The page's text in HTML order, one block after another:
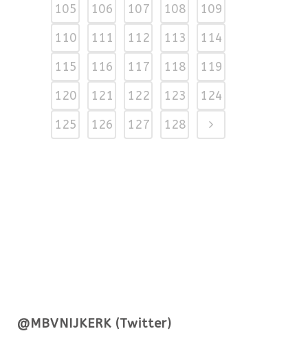
105
106 107 108
109
110
111 112 113
114
115
116 117 118
119
120
121 122 123
124
125
126 127 128
@MBVNIJKERK (Twitter)